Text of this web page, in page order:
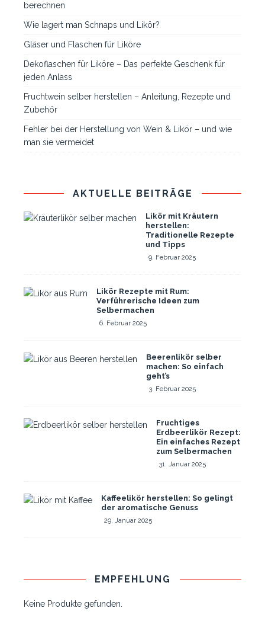
berechnen
Wie lagert man Schnaps und Likör?
Gläser und Flaschen für Liköre
Dekoflaschen für Liköre – Das perfekte Geschenk für
jeden Anlass
Fruchtwein selber herstellen – Anleitung, Rezepte und
Zubehör
Fehler bei der Herstellung von Wein & Likör – und wie
man sie vermeidet
AKTUELLE BEITRÄGE
Likör mit Kräutern
herstellen:
Traditionelle Rezepte
und Tipps
9. Februar 2025
Likör Rezepte mit Rum:
Verführerische Ideen zum
Selbermachen
6. Februar 2025
Beerenlikör selber
machen: So einfach
geht’s
3. Februar 2025
Fruchtiges
Erdbeerlikör Rezept:
Ein einfaches Rezept
zum Selbermachen
31. Januar 2025
Kaffeelikör herstellen: So gelingt
der aromatische Genuss
29. Januar 2025
EMPFEHLUNG
Keine Produkte gefunden.